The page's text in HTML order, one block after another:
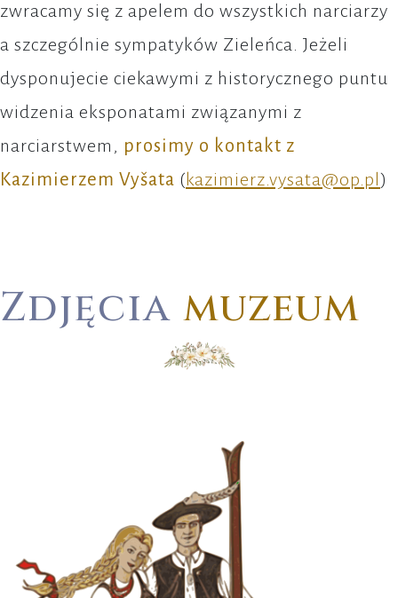
zwracamy się z apelem do wszystkich narciarzy
a szczególnie sympatyków Zieleńca. Jeżeli
dysponujecie ciekawymi z historycznego puntu
widzenia eksponatami związanymi z
narciarstwem, prosimy o kontakt z
Kazimierzem Vyšata (kazimierz.vysata@op.pl )
Zdjęcia muzeum